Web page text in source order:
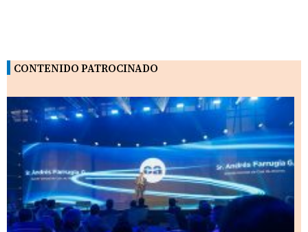
CONTENIDO PATROCINADO